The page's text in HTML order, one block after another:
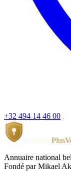
+32 494 14 46 00
Serrurier Plus
Annuaire national
Fondé par Mikael